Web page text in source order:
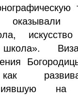
оказывали
школа».
на